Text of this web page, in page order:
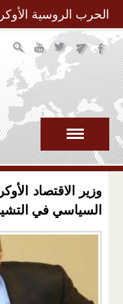
الحرب الروسية
وزير الاقتصاد
السياسي في